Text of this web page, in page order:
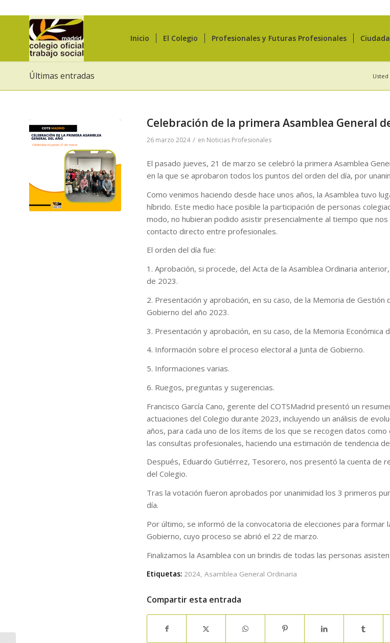
Inicio El Colegio Profesionales y Futuras Profesionales
Últimas entradas Usted
Celebración de la primera Asamblea General
26 marzo 2024 / en Noticias Profesionales
El pasado jueves, 21 de marzo se celebró la primera Asamblea
en la que se aprobaron todos los puntos del orden del día, por
Como venimos haciendo desde hace unos años, la Asamblea tuvo
híbrido. Este medio hace posible la participación de personas
modo, no hubieran podido asistir presencialmente al tiempo que
contacto directo entre profesionales.
El orden del día fue:
1. Aprobación, si procede, del Acta de la Asamblea Ordinaria
de 2023.
2. Presentación y aprobación, en su caso, de la Memoria de Gestión
Gobierno del año 2023.
3. Presentación y aprobación, en su caso, de la Memoria Económica
4. Información sobre el proceso electoral a Junta de Gobierno.
5. Informaciones varias.
6. Ruegos, preguntas y sugerencias.
Francisco García Cano, gerente del COTSMadrid presentó un
actuaciones del Colegio durante 2023, incluyendo un análisis de
años, para cada uno de los ítems de los que se recogen datos como
las consultas profesionales, haciendo una estimación de tendencia
Después, Eduardo Gutiérrez, Tesorero, nos presentó la cuenta de
del Colegio.
Tras la votación fueron aprobados por unanimidad los 3 primeros
día.
Por último, se informó de la convocatoria de elecciones para formar
Gobierno, cuyo proceso se abrió el 22 de marzo.
Finalizamos la Asamblea con un brindis de todas las personas
Etiquetas: 2024, Asamblea General Ordinaria
Compartir esta entrada